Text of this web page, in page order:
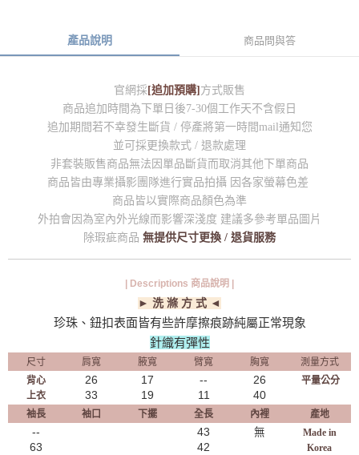
產品說明 商品問與答
官網採[追加預購]方式販售
商品追加時間為下單日後7-30個工作天不含假日
追加期間若不幸發生斷貨 / 停產將第一時間mail通知您
並可採更換款式 / 退款處理
非套裝販售商品無法因單品斷貨而取消其他下單商品
商品皆由專業攝影團隊進行實品拍攝 因各家螢幕色差
商品皆以實際商品顏色為準
外拍會因為室內外光線而影響深淺度 建議多參考單品圖片
除瑕疵商品 無提供尺寸更換 / 退貨服務
| Descriptions 商品說明 |
► 洗 滌 方 式 ◄
珍珠、鈕扣表面皆有些許摩擦痕跡純屬正常現象
針織有彈性
尺寸 肩寬 腋寬 臂寬 胸寬
測量方式
背心
上衣
26
33
17
19
--
11
26
40
平量公分
袖長 袖口 下擺 全長 內裡 產地
--
63
43
42
無
Made in
Korea